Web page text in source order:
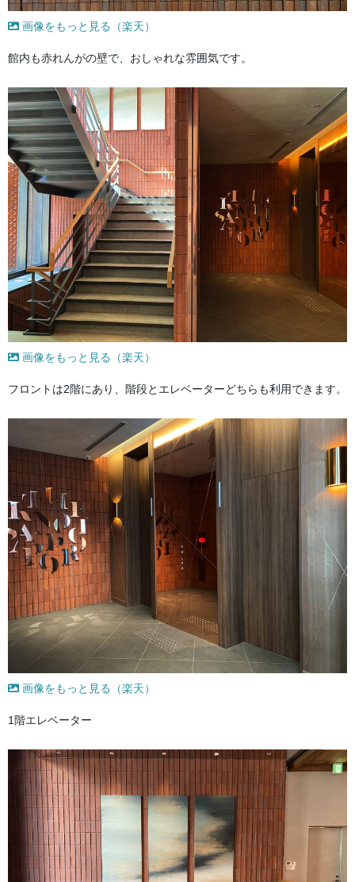
画像をもっと見る（楽天）
館内も赤れんがの壁で、おしゃれな雰囲気です。
画像をもっと見る（楽天）
フロントは2階にあり、階段とエレベーターどちらも利用できます。
画像をもっと見る（楽天）
1階エレベーター